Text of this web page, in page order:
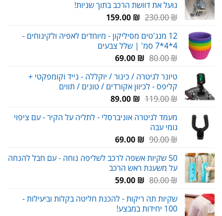
עד
נועל את דוושת הרכב בתוך שניות!
230.00₪
המחיר
היה:
230.00 ₪.
159.00 ₪
המחיר
הוא:
159.00 ₪.
12 מנג'טים מסיליקון - מיוחדים לאפיה ולקינוחים -
4*4*7 סמ' | שלל צבעים
80.00₪
המחיר
היה:
80.00 ₪.
69.00 ₪
המחיר
הוא:
69.00 ₪.
טיונר לגיטרה / כינור / יוקללה - נייד וקומפקטי +
קליפס - לכיוון אקורדים / טונים / תווים
119.00₪
המחיר
היה:
89.00 ₪
המחיר
הוא:
מעמד לגיטרה אוניברסלי - לתליה על הקיר - עם ציפוי
גומי עבה
90.00₪
המחיר
היה:
90.00 ₪.
69.00 ₪
המחיר
הוא:
69.00 ₪.
50 שקיות אשפה לרכב לשליפה נוחה - עם חבל להנחה
על משענת ראש הרכב
80.00₪
המחיר
היה:
80.00 ₪.
59.00 ₪
המחיר
הוא:
שקיות תה ריקות - להכנת חליטה בקלות וביעילות -
100 יחידות במבצע!